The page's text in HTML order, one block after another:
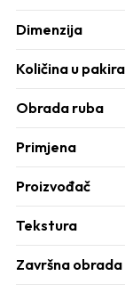
Dimenzija
Količina u
Obrada ruba
Primjena
Proizvođač
Tekstura
Završna obrada